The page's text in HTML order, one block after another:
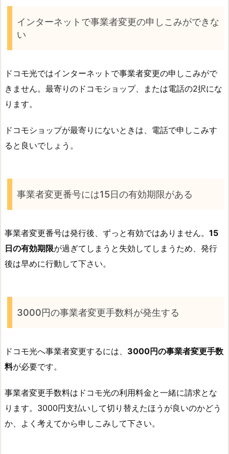
インターネットで事業者変更の申しこみができな
い
ドコモ光ではインターネットで事業者変更の申しこみがで
きません。最寄りのドコモショップ、または電話の2択にな
ります。
ドコモショップが最寄りにないときは、電話で申しこみす
ると良いでしょう。
事業者変更番号には15日の有効期限がある
事業者変更番号は発行後、ずっと有効ではありません。 15
日の有効期限が過ぎてしまうと失効してしまうため、発行
後は早めに行動して下さい。
3000円の事業者変更手数料が発生する
ドコモ光へ事業者変更するには、 3000円の事業者変更手数
料が必要です。
事業者変更手数料はドコモ光の利用料金と一緒に請求とな
ります。3000円支払いして切り替えたほうが良いのかどう
か、よく考えてから申しこみして下さい。